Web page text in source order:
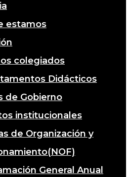
estamos
colegiados
Didácticos
de Gobierno
institucionales
de Organización y
General Anual